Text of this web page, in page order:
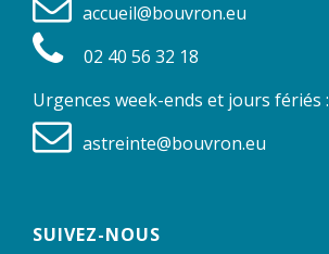
accueil@bouvron.eu
02 40 56 32 18
Urgences week-ends et jours fériés :
astreinte@bouvron.eu
SUIVEZ-NOUS